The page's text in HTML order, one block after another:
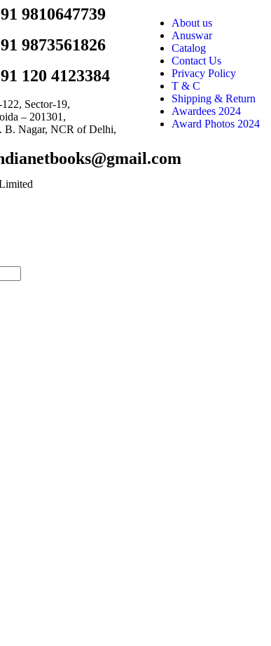
9810647739
9873561826
120 4123384
Sector-19,
– 201301,
B. Nagar, NCR of Delhi,
About us
Anuswar
Catalog
Contact Us
Privacy Policy
T & C
Shipping & Return
Awardees 2024
Award Photos 2024